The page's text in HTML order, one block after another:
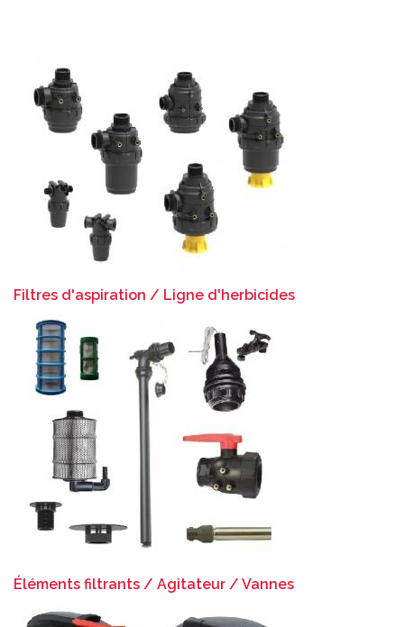
Filtres d'aspiration / Ligne d'herbicides
Éléments filtrants / Agitateur / Vannes